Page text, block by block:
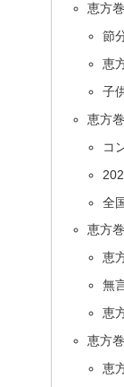
恵方
節
恵
子
恵方
コ
全
恵方
恵
無
恵
恵方
恵